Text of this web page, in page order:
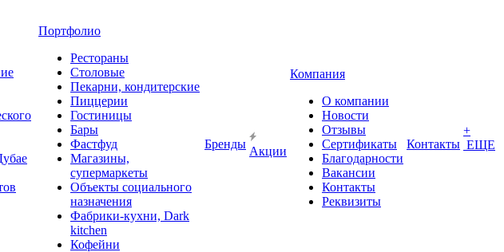
Портфолио
Рестораны
Столовые
Пекарни, кондитерские
Пиццерии
Гостиницы
Бары
Фастфуд
Магазины,
супермаркеты
Объекты социального
назначения
Фабрики-кухни, Dark
kitchen
Кофейни
Бренды
Акции
Компания
О компании
Новости
Отзывы
Сертификаты
Благодарности
Вакансии
Контакты
Реквизиты
Контакты
+
ЕЩЕ